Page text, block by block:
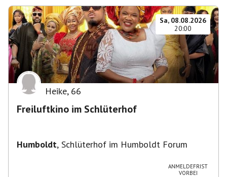
Sa, 08.08.2026
20:00
Heike, 66
Freiluftkino im Schlüterhof
Humboldt, Schlüterhof im Humboldt Forum
ANMELDEFRIST
VORBEI